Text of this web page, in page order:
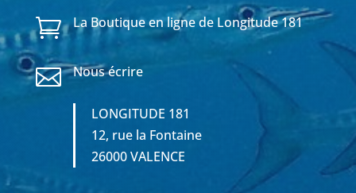
 La Boutique en ligne de Longitude 181
 Nous écrire
LONGITUDE 181
12, rue la Fontaine
26000 VALENCE